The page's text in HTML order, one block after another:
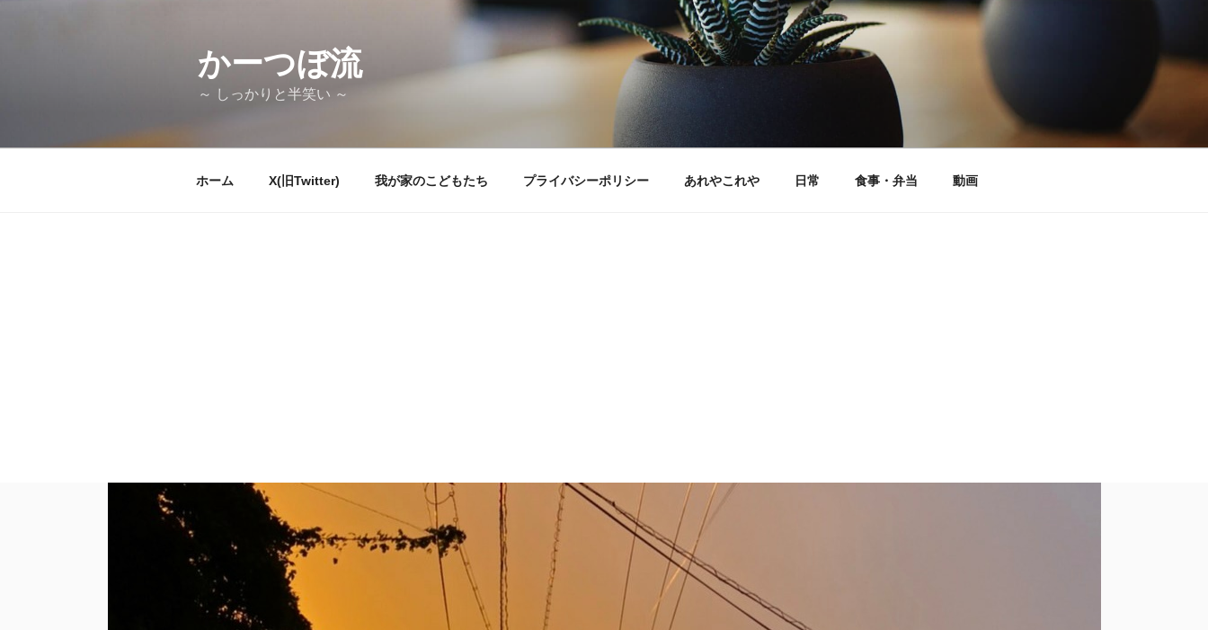
かーつぼ流
～ しっかりと半笑い ～
ホーム X(旧Twitter) 我が家のこどもたち プライバシーポリシー あれやこれや 日常 食事・弁当 動画